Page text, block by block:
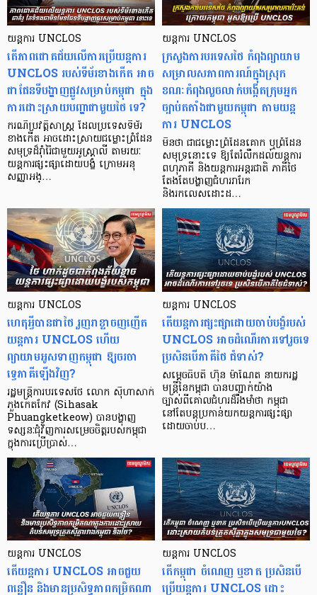
យន្តការ UNCLOS
តើភាពជោគជ័យលើការប្រើយន្តការ
UNCLOS របស់ទីម័រខាងកើត អាច
ជាផែនទីបង្ហាញផ្លូវសម្រាប់កម្ពុជា ក្នុង
ការដោះស្រាយបញ្ហាជាមួយថៃ ទេ?
ករណីប្រវត្តិសាស្ត្រ ដែលប្រទេសទីម័រ
ខាងកើត អាចដោះស្រាយជម្លោះព្រំដែន
សមុទ្រដ៏រ៉ាំរ៉ៃជាមួយអូស្ត្រាលី តាមរយៈ
យន្តការផ្សះផ្សាដោយបង្ខំ ក្រោមអនុ
សញ្ញាអង្…
យន្តការ UNCLOS
ក្រសួងការបរទេសថៃ កំពុងព្យាយាម
សម្រាលសភាពការណ៍ក្នុងស្រុក
ខណៈកំពុងលួចលាក់បង្កើតក្រុមអ្នក
ច្បាប់តតាំងជាមួយកម្ពុជា តាមយន្ត
ការ UNCLOS
មិនថា ជាជម្លោះព្រំដែនគោក ឬព្រំដែន
សមុទ្រនោះទេ ឱ្យតែរំលឹកដល់យន្តការ
ពហុភាគី និងយន្តការអន្តរជាតិ ភាគីថៃ
តែងតែបង្ហាញជំហររារែក
និងរកលេសដោះដ…
យន្តការ UNCLOS
​ហេតុអ្វីបានជាថៃ រួញរាខ្លាចញញើត
យន្តការ UNCLOS ហើយ
ព្យាយាមអូសទាញកម្ពុជា ឱ្យចរចា
ទ្វេភាគីឡើងវិញ?
រដ្ឋមន្ត្រីការបរទេសថៃ លោក ស៊ីហាសាក់
ភួងកេតកែវ (Sihasak
Phuangketkeow) បានបង្ហាញ
ទស្សនៈជុំវិញការសម្រេចចិត្តរបស់កម្ពុជា
ក្នុងការប្រើប្រាស់…
យន្តការ UNCLOS
តើយន្តការផ្សះផ្សាដោយចាប់បង្ខំរបស់
UNCLOS អាចដំណើរការទៅរួចទេ
ប្រសិនបើភាគីថៃ ជំទាស់?
សម្តេចធិបតី ហ៊ុន ម៉ាណែត នាយករដ្ឋ
មន្ត្រីនៃកម្ពុជា បានបញ្ជាក់យ៉ាង
ច្បាស់ពីគោលជំហរដ៏រឹងមាំថា កម្ពុជា
នៅតែបន្តប្រកាន់យកយន្តការផ្សះផ្សា
ដោយចាប់ប…
យន្តការ UNCLOS
តើយន្តការ UNCLOS អាចជួយ
ពន្លឿន និងមានប្រសិទ្ធភាពកម្រិតណា
យន្តការ UNCLOS
​តើកម្ពុជា ចំណេញ ឬខាត ប្រសិនបើ
ប្រើ​យន្តការ UNCLOS ដោះ